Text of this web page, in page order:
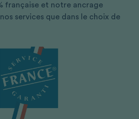
française et notre ancrage
services que dans le choix de